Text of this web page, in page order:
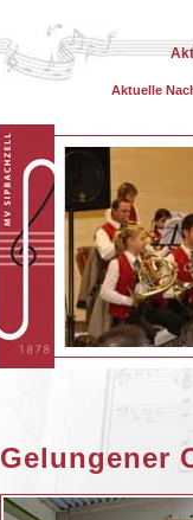
Aktuelle
Gelungener